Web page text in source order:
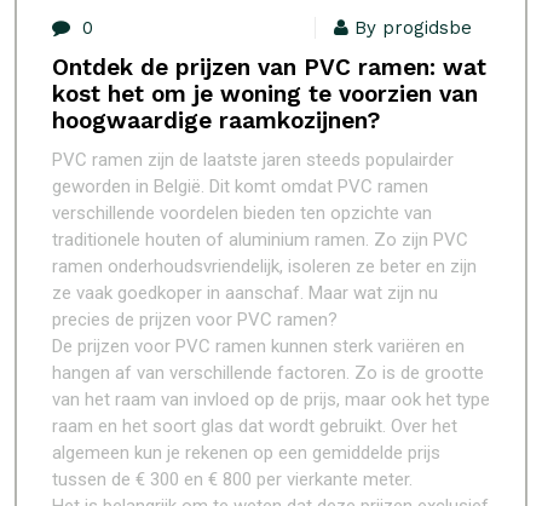
0 By progidsbe
Ontdek de prijzen van PVC ramen: wat
kost het om je woning te voorzien van
hoogwaardige raamkozijnen?
PVC ramen zijn de laatste jaren steeds populairder
geworden in België. Dit komt omdat PVC ramen
verschillende voordelen bieden ten opzichte van
traditionele houten of aluminium ramen. Zo zijn PVC
ramen onderhoudsvriendelijk, isoleren ze beter en zijn
ze vaak goedkoper in aanschaf. Maar wat zijn nu
precies de prijzen voor PVC ramen?
De prijzen voor PVC ramen kunnen sterk variëren en
hangen af van verschillende factoren. Zo is de grootte
van het raam van invloed op de prijs, maar ook het type
raam en het soort glas dat wordt gebruikt. Over het
algemeen kun je rekenen op een gemiddelde prijs
tussen de € 300 en € 800 per vierkante meter.